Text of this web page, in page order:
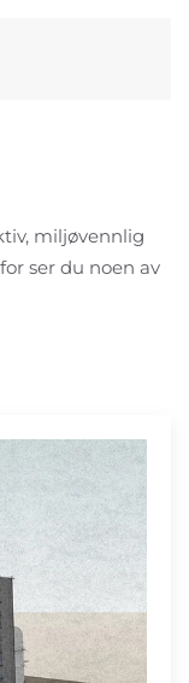
miljøvennlig
ser du noen av